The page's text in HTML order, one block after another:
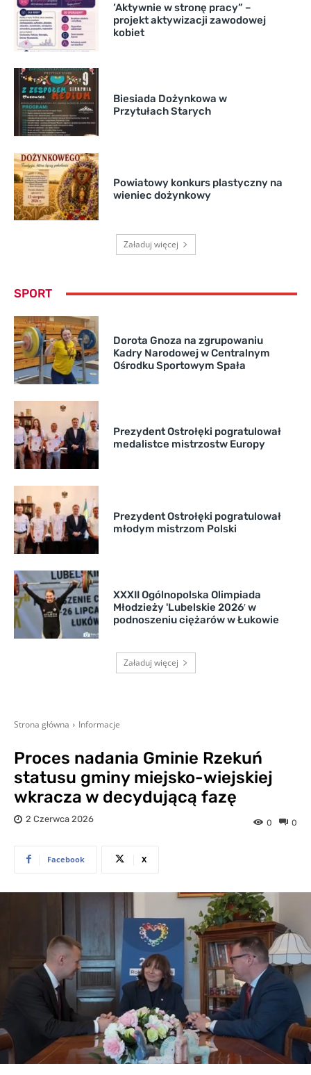
’Aktywnie w stronę pracy” –
projekt aktywizacji zawodowej
kobiet
Biesiada Dożynkowa w
Przytułach Starych
Powiatowy konkurs plastyczny na
wieniec dożynkowy
Załaduj więcej
SPORT
Dorota Gnoza na zgrupowaniu
Kadry Narodowej w Centralnym
Ośrodku Sportowym Spała
Prezydent Ostrołęki pogratulował
medalistce mistrzostw Europy
Prezydent Ostrołęki pogratulował
młodym mistrzom Polski
XXXII Ogólnopolska Olimpiada
Młodzieży 'Lubelskie 2026′ w
podnoszeniu ciężarów w Łukowie
Załaduj więcej